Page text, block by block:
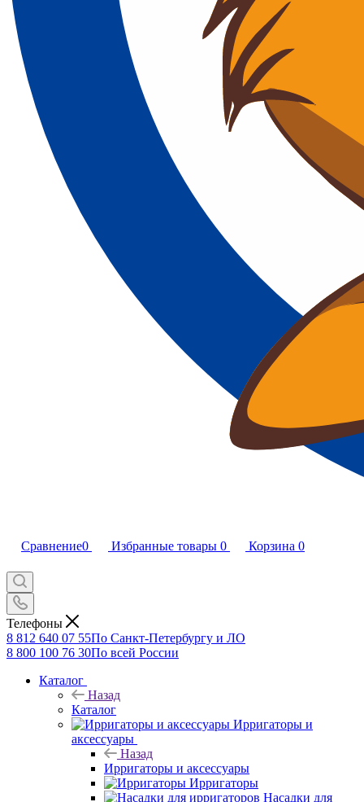
Сравнение0 Избранные товары 0 Корзина 0
Телефоны
8 812 640 07 55По Санкт-Петербургу и ЛО
8 800 100 76 30По всей России
Каталог
Назад
Каталог
Ирригаторы и
аксессуары
Назад
Ирригаторы и аксессуары
Ирригаторы
Насадки для